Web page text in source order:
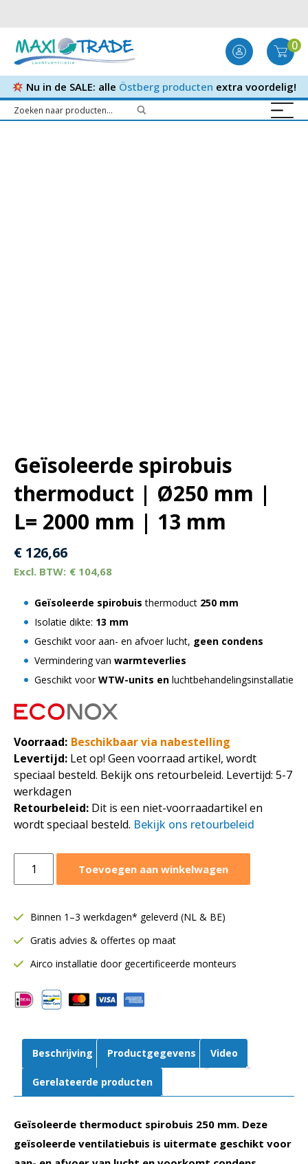
0
Nu in de SALE: alle Östberg producten extra voordelig!
Geïsoleerde spirobuis
thermoduct | Ø250 mm |
L= 2000 mm | 13 mm
€ 126,66
€ 104,68
Geïsoleerde spirobuis thermoduct 250 mm
Isolatie dikte: 13 mm
Geschikt voor aan- en afvoer lucht, geen condens
Vermindering van warmteverlies
Geschikt voorWTW-units en luchtbehandelingsinstallatie
Voorraad: Beschikbaar via nabestelling
Levertijd: Let op! Geen voorraad artikel, wordt
speciaal besteld. Bekijk ons retourbeleid. Levertijd: 5-7
werkdagen
Retourbeleid: Dit is een niet-voorraadartikel en
wordt speciaal besteld. Bekijk ons retourbeleid
spirobuis
mm
|
2000
mm
13
aantal
Toevoegen aan winkelwagen
Binnen 1–3 werkdagen* geleverd (NL & BE)
Gratis advies & offertes op maat
Airco installatie door gecertificeerde monteurs
Beschrijving Productgegevens Video
Gerelateerde producten
Geïsoleerde thermoduct spirobuis 250 mm. Deze
geïsoleerde ventilatiebuis is uitermate geschikt voor